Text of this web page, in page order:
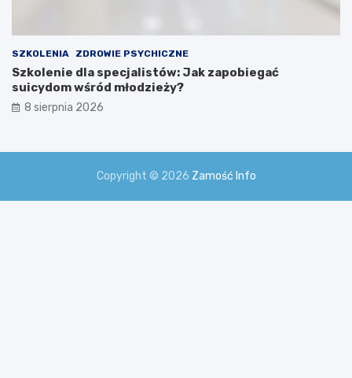
SZKOLENIA ZDROWIE PSYCHICZNE
Szkolenie dla specjalistów: Jak zapobiegać
suicydom wśród młodzieży?
8 sierpnia 2026
Copyright © 2026 Zamość Info